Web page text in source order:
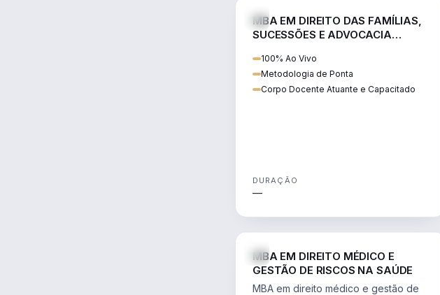
MBA EM DIREITO DAS FAMÍLIAS,
SUCESSÕES E ADVOCACIA
100% Ao Vivo
Metodologia de Ponta
Corpo Docente Atuante e Capacitado
DURAÇÃO
—
MBA EM DIREITO MÉDICO E
GESTÃO DE RISCOS NA SAÚDE
MBA em direito médico e gestão de